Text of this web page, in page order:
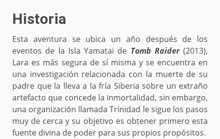
Historia
Esta aventura se ubica un año después de los
eventos de la Isla Yamatai de Tomb Raider(2013),
Lara es más segura de sí misma y se encuentra en
una investigación relacionada con la muerte de su
padre que la lleva a la fría Siberia sobre un extraño
artefacto que concede la inmortalidad, sin embargo,
una organización llamada Trinidad le sigue los pasos
muy de cerca y su objetivo es obtener primero esta
fuente divina de poder para sus propios propósitos.